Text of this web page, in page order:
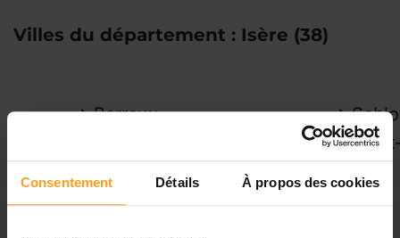
Consentement Détails À propos des cookies
Villes du département : Isère (38)
Barraux